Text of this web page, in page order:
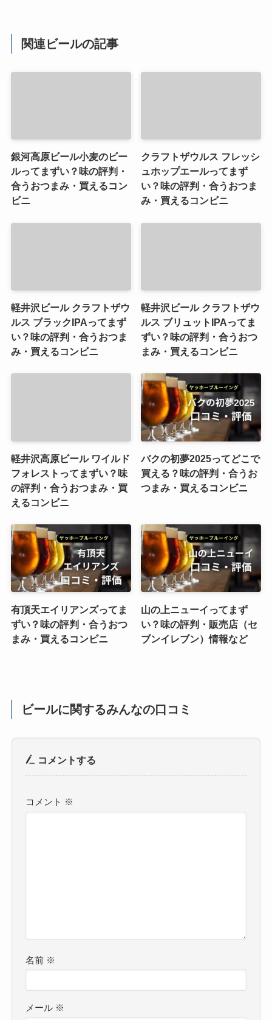
関連ビールの記事
銀河高原ビール小麦のビー
ルってまずい？味の評判・
合うおつまみ・買えるコン
ビニ
クラフトザウルス フレッシ
ュホップエールってまず
い？味の評判・合うおつま
み・買えるコンビニ
軽井沢ビール クラフトザウ
ルス ブラックIPAってまず
い？味の評判・合うおつま
み・買えるコンビニ
軽井沢ビール クラフトザウ
ルス ブリュットIPAってま
ずい？味の評判・合うおつ
まみ・買えるコンビニ
軽井沢高原ビール ワイルド
フォレストってまずい？味
の評判・合うおつまみ・買
えるコンビニ
バクの初夢2025ってどこで
買える？味の評判・合うお
つまみ・買えるコンビニ
有頂天エイリアンズってま
ずい？味の評判・合うおつ
まみ・買えるコンビニ
山の上ニューイってまず
い？味の評判・販売店（セ
ブンイレブン）情報など
ビールに関するみんなの口コミ
コメントする
コメント ※
名前 ※
メール ※